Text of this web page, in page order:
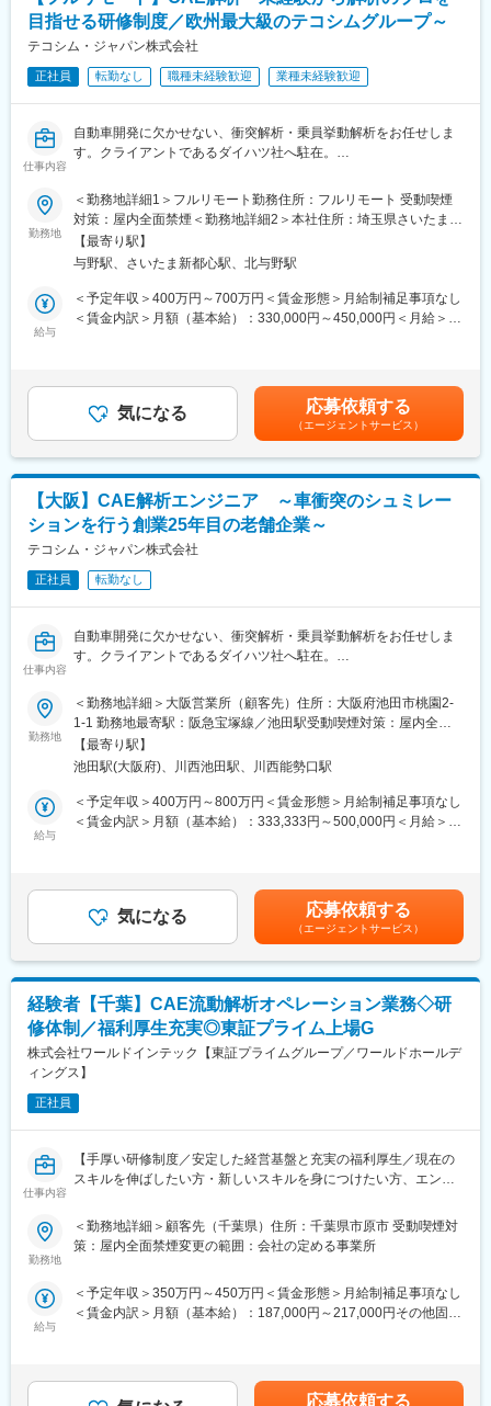
所に設置された自社製品です。今後の高齢化社会を見据え、医療
機器業界にも参入。あなたの可能性を広げ大きく羽ばたく舞台を
ご用意し、あなたの「“やりたい”に就ける」を実現します。
変更の範囲：会社の定める業務
シリア：1名
韓国：1名
タイ：１名
フィリピン：1名
年齢構成は若く、最年長トッププレーヤーが40歳で20代後半のメ
ンバーを中心に活躍しています。
■研修制度：
新しいメンバーは大阪営業所で最長1か月の研修を受け、業務を理
研修期間中の遠方参加者には、交通費と宿泊費が会社負担で提供
され、着実なサポートが行われています。
変更の範囲：会社の定める業務
目指せる研修制度／欧州最大級のテコシムグループ～
テコシム・ジャパン株式会社
正社員 転勤なし 職種未経験歓迎 業種未経験歓迎
仕事内容
自動車開発に欠かせない、衝突解析・乗員挙動解析をお任せしま
す。クライアントであるダイハツ社へ駐在。
■衝突解析・乗員挙動解析：
近年自動車業界では、地域によって異なる様々な法規制に対応す
るため、車輌レベル・部品レベルでの衝突解析が数多く行われて
います。
同社では、最先端の解析技術を用い、限られた期間内で、高品質
な製品を開発できるよう、自動車衝突時の車体変形モード・特
性、衝突時の乗員傷害に対し、性能予測、結果分析、対策、提案
世界中の拠点からエンジニアを集め、計1８名でチームを組んでい
ます。
スペイン：1名
シリア：1名
韓国：1名
タイ：１名
フィリピン：1名
年齢構成は若く、最年長トッププレーヤーが40歳で20代後半のメ
ンバーを中心に活躍しています。
■研修制度：
新しいメンバーは大阪営業所で最長1か月の研修を受け、業務を理
研修期間中の遠方参加者には、交通費と宿泊費が会社負担で提供
され、着実なサポートが行われています。
勤務地
＜勤務地詳細1＞フルリモート勤務住所：フルリモート 受動喫煙
対策：屋内全面禁煙＜勤務地詳細2＞本社住所：埼玉県さいたま市
浦和区上木崎1-10-17 三村K2ビル4F勤務地最寄駅：JR京浜東北線
／与野駅受動喫煙対策：屋内全面禁煙変更の範囲：会社の定める
【最寄り駅】
与野駅、さいたま新都心駅、北与野駅
給与
＜予定年収＞400万円～700万円＜賃金形態＞月給制補足事項なし
＜賃金内訳＞月額（基本給）：330,000円～450,000円＜月給＞
くまでも目安の金額であり、選考を通じて上下する可能性があり
ます。月給(月額)は固定手当を含めた表記です。
気になる 応募依頼する
（エージェントサービス）
【大阪】CAE解析エンジニア ～車衝突のシュミレー
ションを行う創業25年目の老舗企業～
テコシム・ジャパン株式会社
正社員 転勤なし
仕事内容
自動車開発に欠かせない、衝突解析・乗員挙動解析をお任せしま
す。クライアントであるダイハツ社へ駐在。
■衝突解析・乗員挙動解析：
近年自動車業界では、地域によって異なる様々な法規制に対応す
るため、車輌レベル・部品レベルでの衝突解析が数多く行われて
います。
同社では、最先端の解析技術を用い、限られた期間内で、高品質
な製品を開発できるよう、自動車衝突時の車体変形モード・特
性、衝突時の乗員傷害に対し、性能予測、結果分析、対策、提案
世界中の拠点からエンジニアを集め、計1８名でチームを組んでい
ます。
スペイン：1名
シリア：1名
韓国：1名
タイ：１名
フィリピン：1名
年齢構成は若く、最年長トッププレーヤーが40歳で20代後半のメ
ンバーを中心に活躍しています。
■研修制度：
新しいメンバーは大阪営業所で最長1か月の研修を受け、業務を理
解しスキルを磨きます。
され、着実なサポートが行われています。
勤務地
＜勤務地詳細＞大阪営業所（顧客先）住所：大阪府池田市桃園2-
1-1 勤務地最寄駅：阪急宝塚線／池田駅受動喫煙対策：屋内全面
禁煙変更の範囲：会社の定める事業所
【最寄り駅】
池田駅(大阪府)、川西池田駅、川西能勢口駅
給与
＜予定年収＞400万円～800万円＜賃金形態＞月給制補足事項なし
＜賃金内訳＞月額（基本給）：333,333円～500,000円＜月給＞
くまでも目安の金額であり、選考を通じて上下する可能性があり
ます。月給(月額)は固定手当を含めた表記です。
気になる 応募依頼する
（エージェントサービス）
経験者【千葉】CAE流動解析オペレーション業務◇研
修体制／福利厚生充実◎東証プライム上場G
株式会社ワールドインテック【東証プライムグループ／ワールドホールデ
ィングス】
正社員
仕事内容
【手厚い研修制度／安定した経営基盤と充実の福利厚生／現在の
スキルを伸ばしたい方・新しいスキルを身につけたい方、エンジ
◎】
・計算機・各システム等の管理運用、顧客向けレポートや業務マ
ニュアル等の作成
・データ/DX関連業務、各種事務・窓口対応、その他付随する周辺
勤務地
＜勤務地詳細＞顧客先（千葉県）住所：千葉県市原市 受動喫煙対
策：屋内全面禁煙変更の範囲：会社の定める事業所
給与
＜予定年収＞350万円～450万円＜賃金形態＞月給制補足事項なし
＜賃金内訳＞月額（基本給）：187,000円～217,000円その他固定
30,000円・昇給：年1回（2月）・賞与：年2回（7月・12月）
応募依頼する